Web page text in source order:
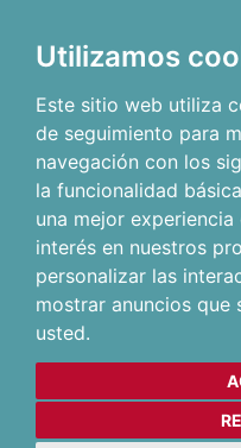
Utilizamos
Este sitio web utiliza
de seguimiento para
navegación con los
la funcionalidad
una mejor
interés en nuestros
personalizar las
mostrar anuncios que
usted.